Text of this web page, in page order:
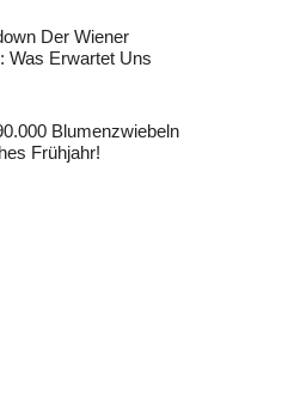
Der Wiener
Was Erwartet Uns
Blumenzwiebeln
Frühjahr!